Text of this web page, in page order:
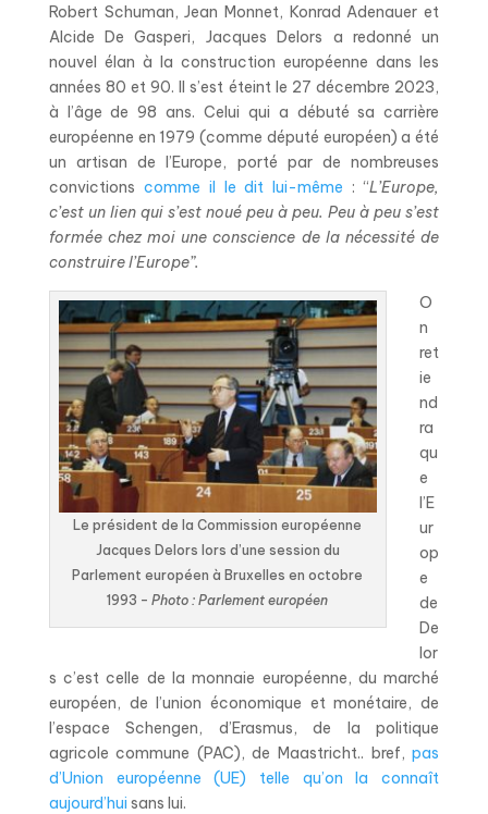
Robert Schuman, Jean Monnet, Konrad Adenauer et
Alcide De Gasperi, Jacques Delors a redonné un
nouvel élan à la construction européenne dans les
années 80 et 90. Il s’est éteint le 27 décembre 2023,
à l’âge de 98 ans. Celui qui a débuté sa carrière
européenne en 1979 (comme député européen) a été
un artisan de l’Europe, porté par de nombreuses
convictions comme il le dit lui-même : “L’Europe,
c’est un lien qui s’est noué peu à peu. Peu à peu s’est
formée chez moi une conscience de la nécessité de
construire l’Europe”.
Le président de la Commission européenne
Jacques Delors lors d’une session du
Parlement européen à Bruxelles en octobre
1993 –Photo : Parlement européen
O
n
ret
ie
nd
ra
qu
e
l’E
ur
op
e
de
De
lor
s c’est celle de la monnaie européenne, du marché
européen, de l’union économique et monétaire, de
l’espace Schengen, d’Erasmus, de la politique
agricole commune (PAC), de Maastricht.. bref, pas
d’Union européenne (UE) telle qu’on la connaît
aujourd’hui sans lui.